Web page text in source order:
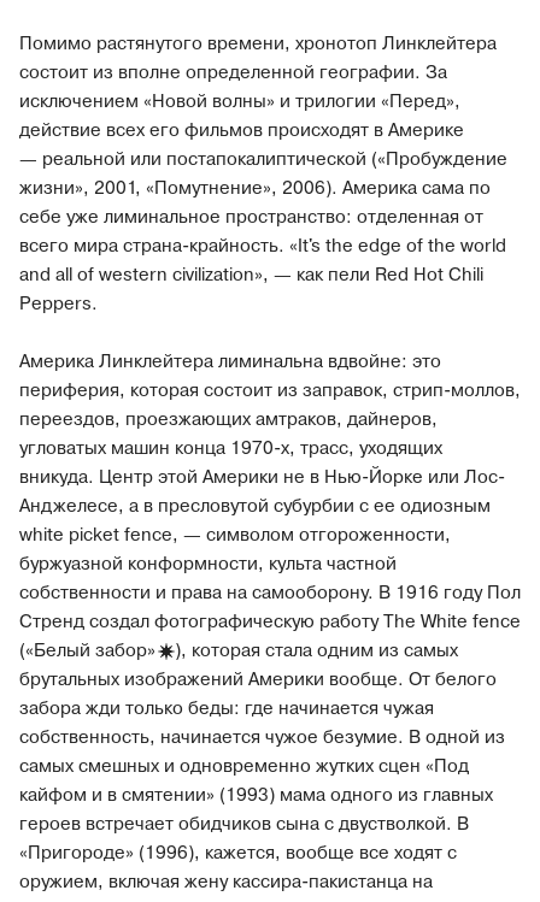
Помимо растянутого времени, хронотоп Линклейтера
состоит из вполне определенной географии. За
исключением «Новой волны» и трилогии «Перед»,
действие всех его фильмов происходят в Америке
— реальной или постапокалиптической («Пробуждение
жизни», 2001, «Помутнение», 2006). Америка сама по
себе уже лиминальное пространство: отделенная от
всего мира страна-крайность. «It's the edge of the world
and all of western civilization», — как пели Red Hot Chili
Peppers.
Америка Линклейтера лиминальна вдвойне: это
периферия, которая состоит из заправок, стрип-моллов,
переездов, проезжающих амтраков, дайнеров,
угловатых машин конца 1970-х, трасс, уходящих
вникуда. Центр этой Америки не в Нью-Йорке или Лос-
Анджелесе, а в пресловутой субурбии с ее одиозным
white picket fence, — символом отгороженности,
буржуазной конформности, культа частной
собственности и права на самооборону. В 1916 году Пол
Стренд создал фотографическую работу The White fence
(«Белый забор»
), которая стала одним из самых
брутальных изображений Америки вообще. От белого
забора жди только беды: где начинается чужая
собственность, начинается чужое безумие. В одной из
самых смешных и одновременно жутких сцен «Под
кайфом и в смятении» (1993) мама одного из главных
героев встречает обидчиков сына с двустволкой. В
«Пригороде» (1996), кажется, вообще все ходят с
оружием, включая жену кассира-пакистанца на